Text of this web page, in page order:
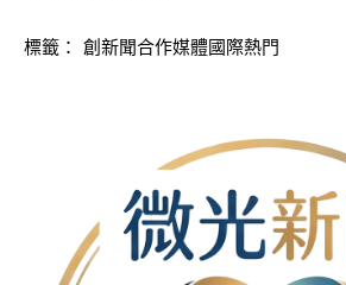
標籤： 創新聞合作媒體國際熱門